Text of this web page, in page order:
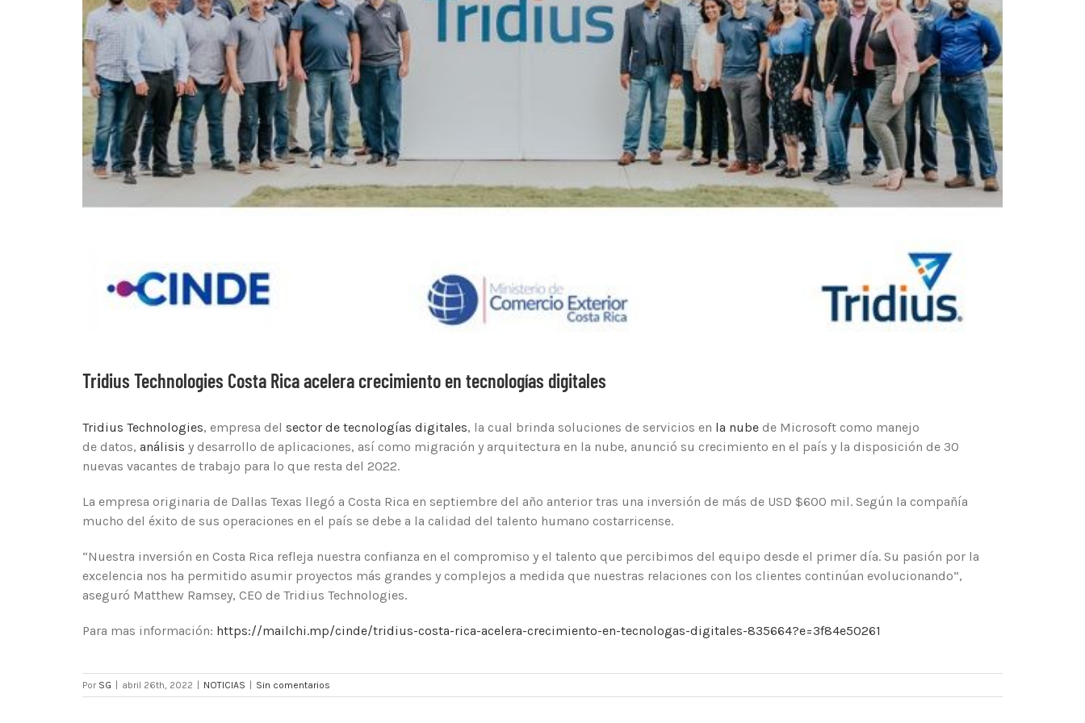
Tridius Technologies Costa Rica acelera crecimiento en tecnologías digitales
Tridius Technologies, empresa del sector de tecnologías digitales, la cual brinda soluciones de servicios en la nubede Microsoft como manejo
de datos, análisis y desarrollo de aplicaciones, así como migración y arquitectura en la nube, anunció su crecimiento en el país y la disposición de 30
nuevas vacantes de trabajo para lo que resta del 2022.
La empresa originaria de Dallas Texas llegó a Costa Rica en septiembre del año anterior tras una inversión de más de USD $600 mil. Según la compañía
mucho del éxito de sus operaciones en el país se debe a la calidad del talento humano costarricense.
“Nuestra inversión en Costa Rica refleja nuestra confianza en el compromiso y el talento que percibimos del equipo desde el primer día. Su pasión por la
excelencia nos ha permitido asumir proyectos más grandes y complejos a medida que nuestras relaciones con los clientes continúan evolucionando”,
aseguró Matthew Ramsey, CEO de Tridius Technologies.
Para mas información: https://mailchi.mp/cinde/tridius-costa-rica-acelera-crecimiento-en-tecnologas-digitales-835664?e=3f84e50261
Por SG abril 26th, 2022 NOTICIAS Sin comentarios